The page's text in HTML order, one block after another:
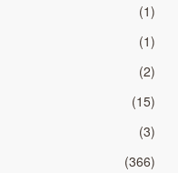
(1)
(1)
(2)
(15)
(3)
(366)